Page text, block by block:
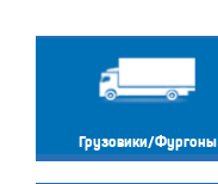
Грузовики/Фургоны